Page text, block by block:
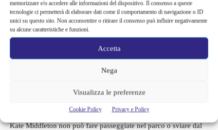
memorizzare e/o accedere alle informazioni del dispositivo. Il consenso a queste
tecnologie ci permetterà di elaborare dati come il comportamento di navigazione o ID
unici su questo sito. Non acconsentire o ritirare il consenso può influire negativamente
su alcune caratteristiche e funzioni.
Accetta
Nega
Visualizza le preferenze
Cookie Policy Privacy e Policy
Kate Middleton non può fare passeggiate nel parco o sviare dal